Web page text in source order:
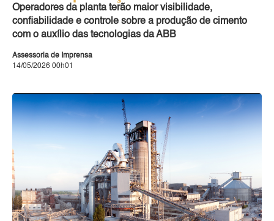
Operadores da planta terão maior visibilidade,
confiabilidade e controle sobre a produção de cimento
com o auxílio das tecnologias da ABB
Assessoria de Imprensa
14/05/2026 00h01